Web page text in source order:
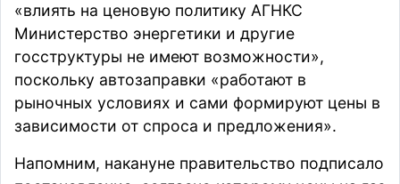
«влиять на ценовую политику АГНКС
Министерство энергетики и другие
госструктуры не имеют возможности»,
поскольку автозаправки «работают в
рыночных условиях и сами формируют цены в
зависимости от спроса и предложения».
Напомним, накануне правительство подписало